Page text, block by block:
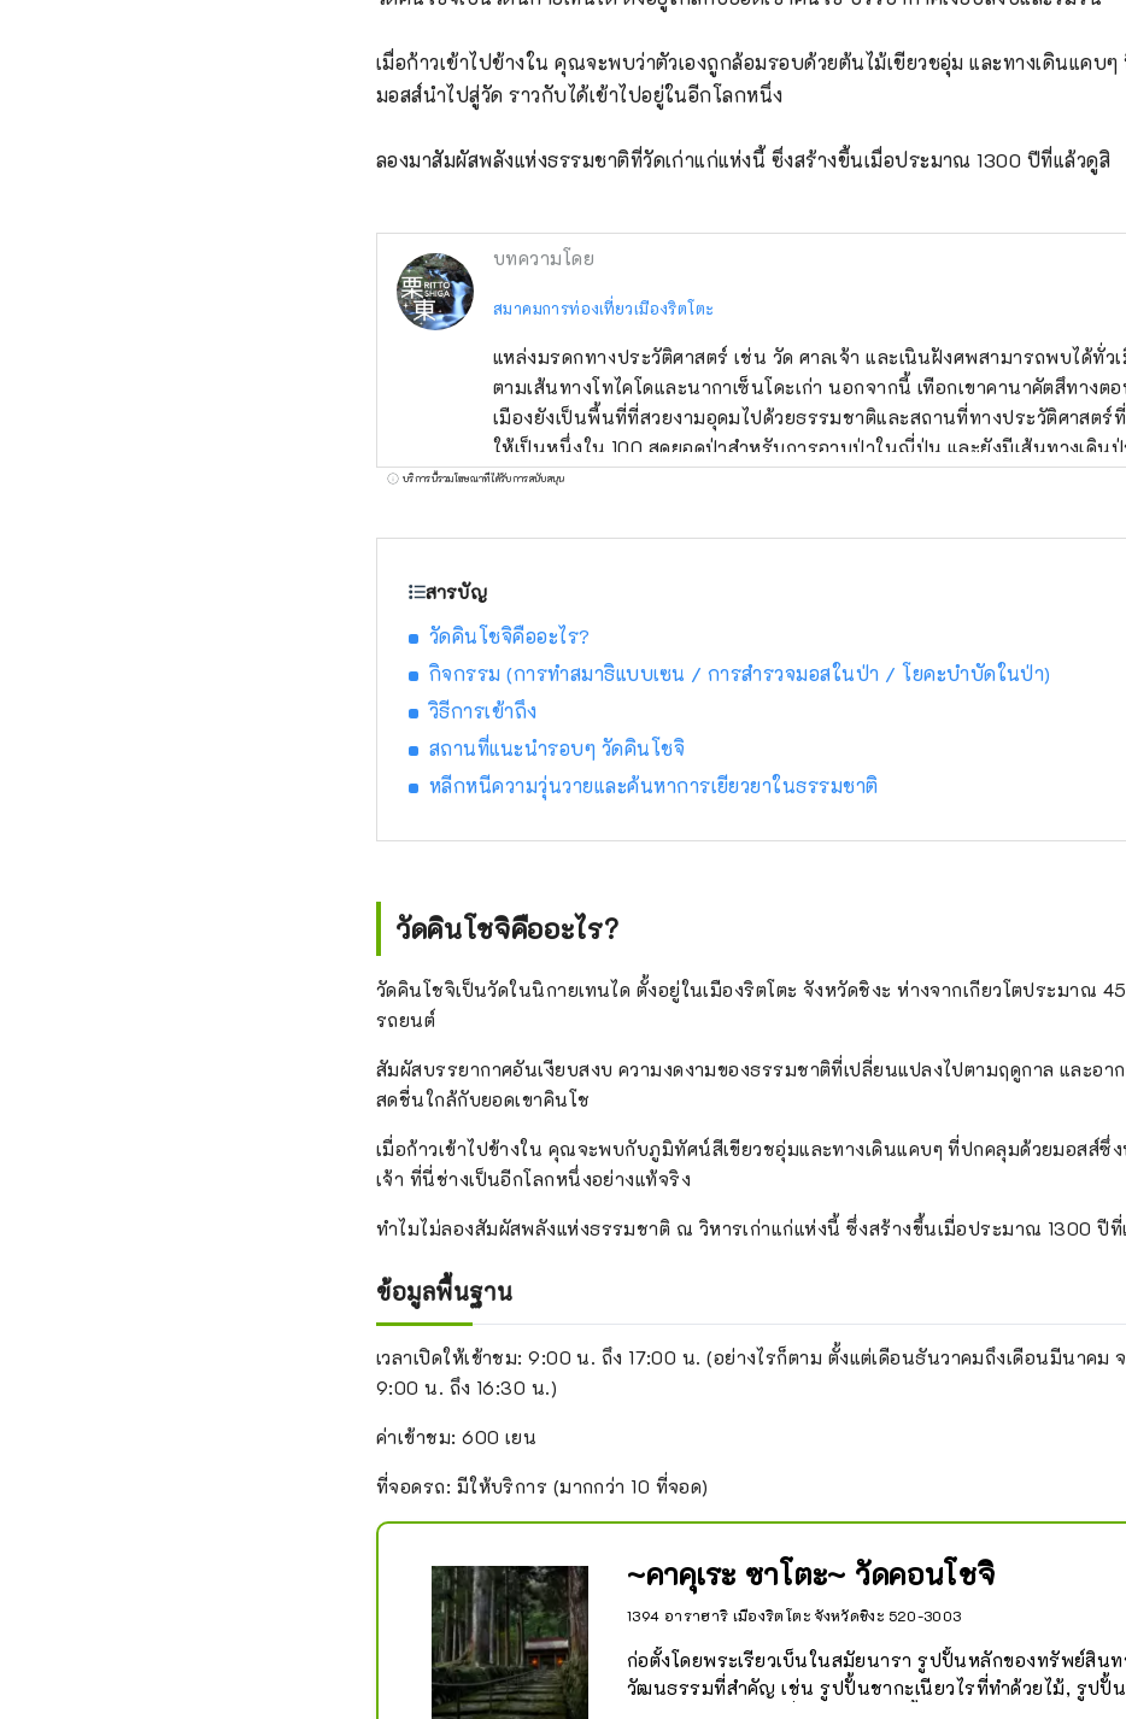
เมื่อก้าวเข้าไปข้างใน คุณจะพบว่าตัวเองถูกล้อมรอบด้วยต้นไม้เขียวชอุ่ม และทางเดินแคบ
มอสส์นำไปสู่วัด ราวกับได้เข้าไปอยู่ในอีกโลกหนึ่ง
ลองมาสัมผัสพลังแห่งธรรมชาติที่วัดเก่าแก่แห่งนี้ ซึ่งสร้างขึ้นเมื่อประมาณ 1300 ปีที่แล้วดูสิ
บทความโดย
สมาคมการท่องเที่ยวเมืองริตโตะ
แหล่งมรดกทางประวัติศาสตร์ เช่น วัด ศาลเจ้า และเนินฝังศพสามารถพบได้ทั่ว
ตามเส้นทางโทไคโดและนากาเซ็นโดะเก่า นอกจากนี้ เทือกเขาคานาคัตสึทางต
เมืองยังเป็นพื้นที่ที่สวยงามอุดมไปด้วยธรรมชาติและสถานที่ทางประวัติศาสตร์ที่
ให้เป็นหนึ่งใน 100 สุดยอดป่าสำหรับการอาบป่าในญี่ปุ่น และยังมีเส้นทางเดิน
บริการนี้รวมโฆษณาที่ได้รับการสนับสนุน
สารบัญ
วัดคินโชจิคืออะไร?
กิจกรรม (การทำสมาธิแบบเซน / การสำรวจมอสในป่า / โยคะบำบัดในป่า)
วิธีการเข้าถึง
สถานที่แนะนำรอบๆ วัดคินโชจิ
หลีกหนีความวุ่นวายและค้นหาการเยียวยาในธรรมชาติ
วัดคินโชจิคืออะไร?
วัดคินโชจิเป็นวัดในนิกายเทนได ตั้งอยู่ในเมืองริตโตะ จังหวัดชิงะ ห่างจากเกียวโตประมาณ
รถยนต์
สัมผัสบรรยากาศอันเงียบสงบ ความงดงามของธรรมชาติที่เปลี่ยนแปลงไปตามฤดูกาล และอา
สดชื่นใกล้กับยอดเขาคินโช
เมื่อก้าวเข้าไปข้างใน คุณจะพบกับภูมิทัศน์สีเขียวชอุ่มและทางเดินแคบๆ ที่ปกคลุมด้วยมอสส์ซึ่
เจ้า ที่นี่ช่างเป็นอีกโลกหนึ่งอย่างแท้จริง
ทำไมไม่ลองสัมผัสพลังแห่งธรรมชาติ ณ วิหารเก่าแก่แห่งนี้ ซึ่งสร้างขึ้นเมื่อประมาณ 1300 ปีที่
ข้อมูลพื้นฐาน
เวลาเปิดให้เข้าชม: 9:00 น. ถึง 17:00 น. (อย่างไรก็ตาม ตั้งแต่เดือนธันวาคมถึงเดือนมีนาคม
9:00 น. ถึง 16:30 น.)
ค่าเข้าชม: 600 เยน
ที่จอดรถ: มีให้บริการ (มากกว่า 10 ที่จอด)
~คาคุเระ ซาโตะ~ วัดคอนโชจิ
1394 อาราฮาริ เมืองริตโตะ จังหวัดชิงะ 520-3003
ก่อตั้งโดยพระเรียวเบ็นในสมัยนารา รูปปั้นหลักของทรัพย์สินท
วัฒนธรรมที่สำคัญ เช่น รูปปั้นชากะเนียวไรที่ทำด้วยไม้, รูปปั้